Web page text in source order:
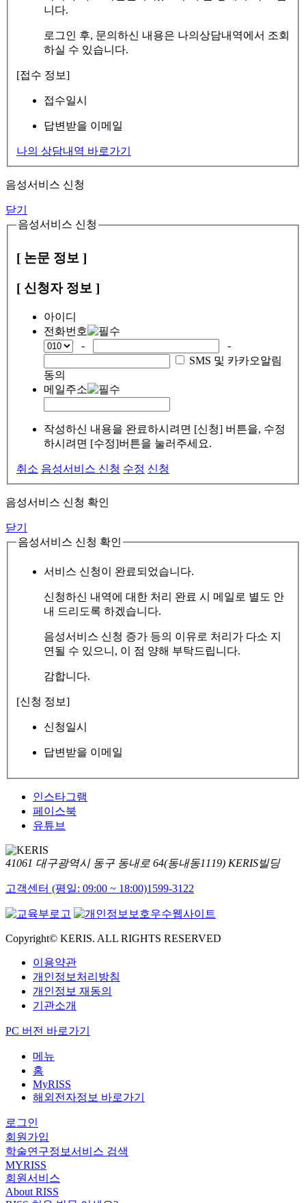
니다.
로그인 후, 문의하신 내용은 나의상담내역에서 조회
하실 수 있습니다.
[접수 정보]
접수일시
답변받을 이메일
나의 상담내역 바로가기
음성서비스 신청
닫기
음성서비스 신청
[ 논문 정보 ]
[ 신청자 정보 ]
아이디
전화번호
-
-
SMS 및 카카오알림
동의
메일주소
작성하신 내용을 완료하시려면 [신청] 버튼을, 수정
하시려면 [수정]버튼을 눌러주세요.
취소 음성서비스 신청 수정 신청
음성서비스 신청 확인
닫기
음성서비스 신청 확인
서비스 신청이 완료되었습니다.
신청하신 내역에 대한 처리 완료 시 메일로 별도 안
내 드리도록 하겠습니다.
음성서비스 신청 증가 등의 이유로 처리가 다소 지
연될 수 있으니, 이 점 양해 부탁드립니다.
감합니다.
[신청 정보]
신청일시
답변받을 이메일
인스타그램
페이스북
유튜브
41061 대구광역시 동구 동내로 64(동내동1119) KERIS빌딩
고객센터 (평일: 09:00 ~ 18:00)1599-3122
Copyright© KERIS. ALL RIGHTS RESERVED
이용약관
개인정보처리방침
개인정보 재동의
기관소개
PC 버전 바로가기
메뉴
홈
MyRISS
해외전자정보 바로가기
로그인
회원가입
학술연구정보서비스 검색
MYRISS
회원서비스
About RISS